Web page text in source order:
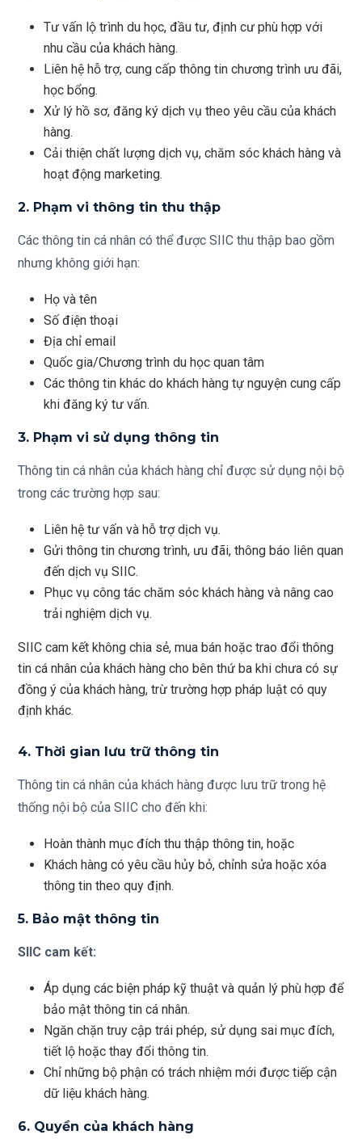
Tư vấn lộ trình du học, đầu tư, định cư phù hợp với
nhu cầu của khách hàng.
Liên hệ hỗ trợ, cung cấp thông tin chương trình ưu đãi,
học bổng.
Xử lý hồ sơ, đăng ký dịch vụ theo yêu cầu của khách
hàng.
Cải thiện chất lượng dịch vụ, chăm sóc khách hàng và
hoạt động marketing.
2. Phạm vi thông tin thu thập
Các thông tin cá nhân có thể được SIIC thu thập bao gồm
nhưng không giới hạn:
Họ và tên
Số điện thoại
Địa chỉ email
Quốc gia/Chương trình du học quan tâm
Các thông tin khác do khách hàng tự nguyện cung cấp
khi đăng ký tư vấn.
3. Phạm vi sử dụng thông tin
Thông tin cá nhân của khách hàng chỉ được sử dụng nội bộ
trong các trường hợp sau:
Liên hệ tư vấn và hỗ trợ dịch vụ.
Gửi thông tin chương trình, ưu đãi, thông báo liên quan
đến dịch vụ SIIC.
Phục vụ công tác chăm sóc khách hàng và nâng cao
trải nghiệm dịch vụ.
SIIC cam kết không chia sẻ, mua bán hoặc trao đổi thông
tin cá nhân của khách hàng cho bên thứ ba khi chưa có sự
đồng ý của khách hàng, trừ trường hợp pháp luật có quy
định khác.
4. Thời gian lưu trữ thông tin
Thông tin cá nhân của khách hàng được lưu trữ trong hệ
thống nội bộ của SIIC cho đến khi:
Hoàn thành mục đích thu thập thông tin, hoặc
Khách hàng có yêu cầu hủy bỏ, chỉnh sửa hoặc xóa
thông tin theo quy định.
5. Bảo mật thông tin
SIIC cam kết:
Áp dụng các biện pháp kỹ thuật và quản lý phù hợp để
bảo mật thông tin cá nhân.
Ngăn chặn truy cập trái phép, sử dụng sai mục đích,
tiết lộ hoặc thay đổi thông tin.
Chỉ những bộ phận có trách nhiệm mới được tiếp cận
dữ liệu khách hàng.
6. Quyền của khách hàng